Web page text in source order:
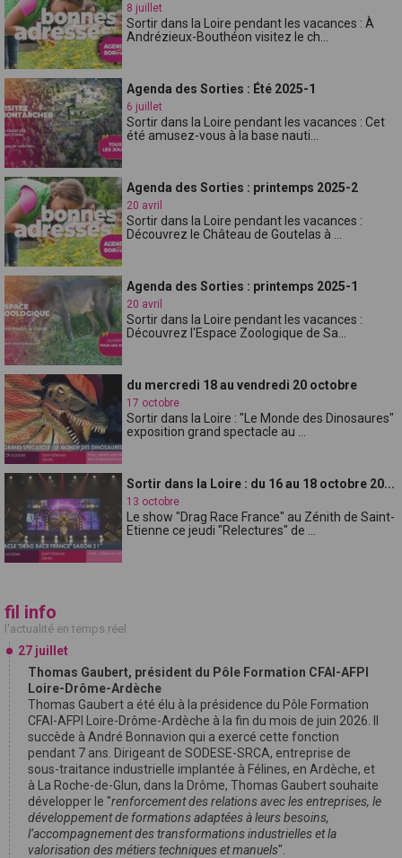
8 juillet
Sortir dans la Loire pendant les vacances : À
Andrézieux-Bouthéon visitez le ch...
Agenda des Sorties : Été 2025-1
6 juillet
Sortir dans la Loire pendant les vacances : Cet
été amusez-vous à la base nauti...
Agenda des Sorties : printemps 2025-2
20 avril
Sortir dans la Loire pendant les vacances :
Découvrez le Château de Goutelas à ...
Agenda des Sorties : printemps 2025-1
20 avril
Sortir dans la Loire pendant les vacances :
Découvrez l'Espace Zoologique de Sa...
du mercredi 18 au vendredi 20 octobre
17 octobre
Sortir dans la Loire : "Le Monde des Dinosaures"
exposition grand spectacle au ...
Sortir dans la Loire : du 16 au 18 octobre 20...
13 octobre
Le show "Drag Race France" au Zénith de Saint-
Etienne ce jeudi "Relectures" de ...
fil info
l'actualité en temps réel
27 juillet
Thomas Gaubert, président du Pôle Formation CFAI-AFPI
Loire-Drôme-Ardèche
Thomas Gaubert a été élu à la présidence du Pôle Formation
CFAI-AFPI Loire-Drôme-Ardèche à la fin du mois de juin 2026. Il
succède à André Bonnavion qui a exercé cette fonction
pendant 7 ans. Dirigeant de SODESE-SRCA, entreprise de
sous-traitance industrielle implantée à Félines, en Ardèche, et
à La Roche-de-Glun, dans la Drôme, Thomas Gaubert souhaite
développer le "renforcement des relations avec les entreprises, le
développement de formations adaptées à leurs besoins,
l’accompagnement des transformations industrielles et la
valorisation des métiers techniques et manuels".